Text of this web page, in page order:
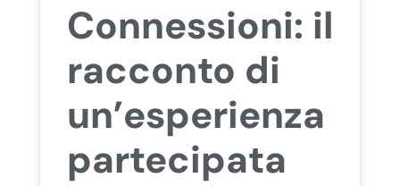
Connessioni: il
racconto di
un’esperienza
partecipata